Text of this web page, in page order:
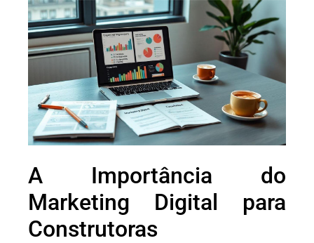
A Importância do
Marketing Digital para
Construtoras